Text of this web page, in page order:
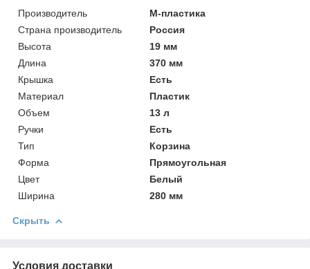
Производитель
М-пластика
Страна производитель
Россия
Высота
19 мм
Длина
370 мм
Крышка
Есть
Материал
Пластик
Объем
13 л
Ручки
Есть
Тип
Корзина
Форма
Прямоугольная
Цвет
Белый
Ширина
280 мм
Скрыть
Условия доставки